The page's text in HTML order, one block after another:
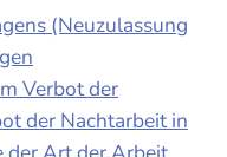
(Neuzulassung
Verbot der
der Nachtarbeit in